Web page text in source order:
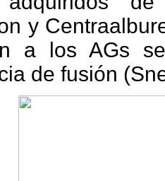
y
a los AGs
de fusión